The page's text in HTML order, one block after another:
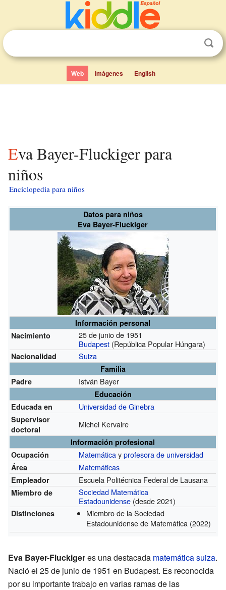
Web Imágenes English
Eva Bayer-Fluckiger para
niños
Enciclopedia para niños
Datos para niños
Eva Bayer-Fluckiger
Información personal
Nacimiento
25 de junio de 1951
Budapest (República Popular Húngara)
Nacionalidad Suiza
Familia
Padre
István Bayer
Educación
Educada en
Universidad de Ginebra
Supervisor
doctoral
Michel Kervaire
Información profesional
Ocupación
Matemáticayprofesora de universidad
Área Matemáticas
Empleador Escuela Politécnica Federal de Lausana
Miembro de
Sociedad Matemática
Estadounidense (desde 2021)
Distinciones
Miembro de la Sociedad
Estadounidense de Matemática (2022)
Eva Bayer-Fluckigeres una destacada matemáticasuiza.
Nació el 25 de junio de 1951 en Budapest. Es reconocida
por su importante trabajo en varias ramas de las